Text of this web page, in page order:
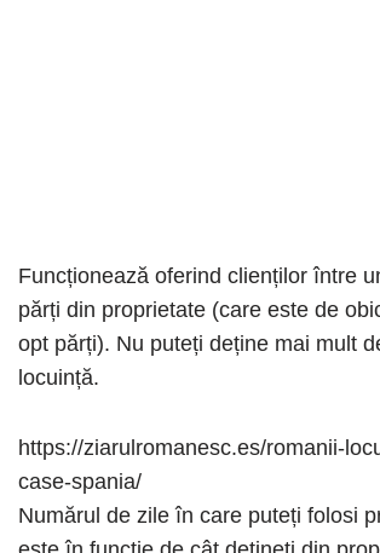
Funcționează oferind clienților între
părți din proprietate (care este de
opt părți). Nu puteți deține mai mult
locuință.
https://ziarulromanesc.es/romanii-
case-spania/
Numărul de zile în care puteți folosi